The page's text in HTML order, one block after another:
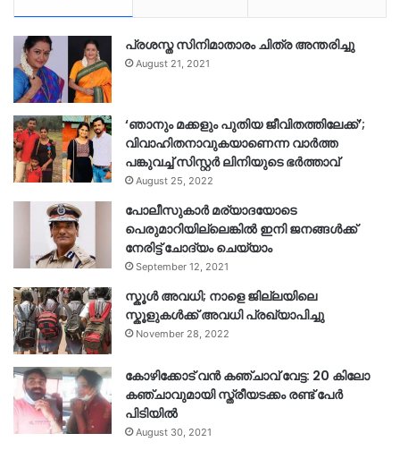
പ്രശസ്ത സിനിമാതാരം ചിത്ര അന്തരിച്ചു
August 21, 2021
‘ഞാനും മക്കളും പുതിയ ജീവിതത്തിലേക്ക്’;
വിവാഹിതനാവുകയാണെന്ന വാർത്ത
പങ്കുവച്ച് സിസ്റ്റർ ലിനിയുടെ ഭർത്താവ്
August 25, 2022
പോലീസുകാര്‍ മര്യാദയോടെ
പെരുമാറിയില്ലെങ്കില്‍ ഇനി ജനങ്ങള്‍ക്ക്
നേരിട്ട് ചോദ്യം ചെയ്യാം
September 12, 2021
സ്കൂൾ അവധി; നാളെ ജില്ലയിലെ
സ്കൂളുകൾക്ക് അവധി പ്രഖ്യാപിച്ചു
November 28, 2022
കോഴിക്കോട് വൻ കഞ്ചാവ് വേട്ട: 20 കിലോ
കഞ്ചാവുമായി സ്ത്രീയടക്കം രണ്ട് പേർ
പിടിയിൽ
August 30, 2021